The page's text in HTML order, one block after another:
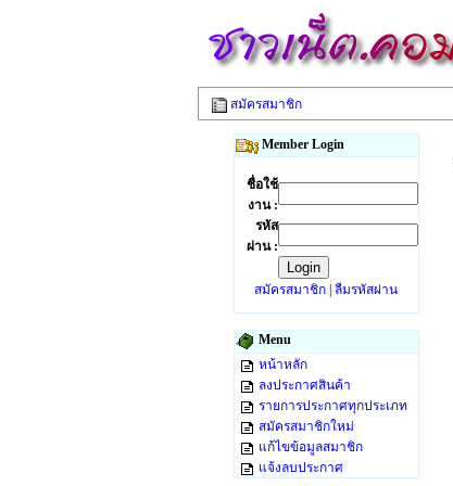
สมัครสมาชิก
Member Login
ชื่อใช้
งาน :
รหัส
ผ่าน :
สมัครสมาชิก ลืมรหัสผ่าน
Menu
หน้าหลัก
ลงประกาศสินค้า
รายการประกาศทุกประเภท
สมัครสมาชิกใหม่
แก้ไขข้อมูลสมาชิก
แจ้งลบประกาศ